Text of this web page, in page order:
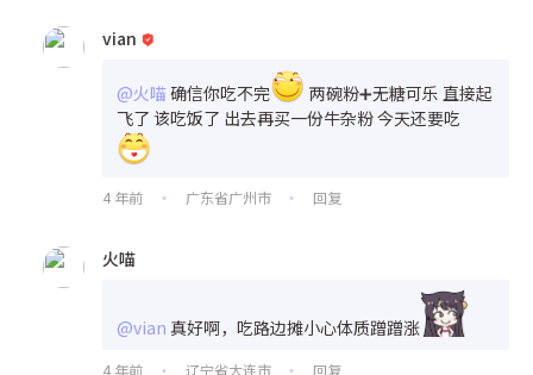
vian
@火喵确信你吃不完
两碗粉➕无糖可乐 直接起
飞了 该吃饭了 出去再买一份牛杂粉 今天还要吃
4 年前 • 广东省广州市 • 回复
火喵
@vian 真好啊，吃路边摊小心体质蹭蹭涨
4 年前 • 辽宁省大连市 • 回复